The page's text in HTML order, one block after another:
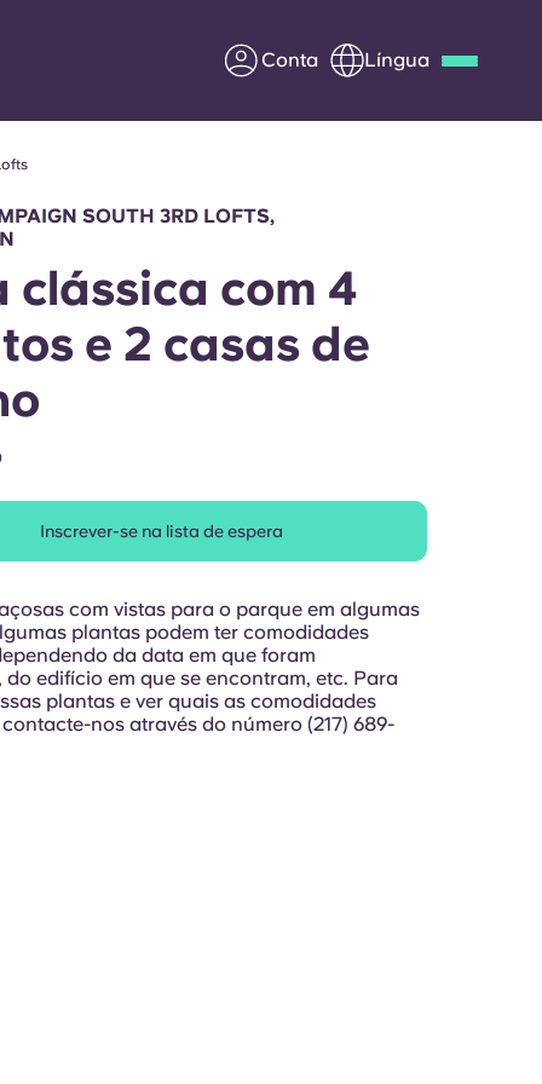
Conta Língua
Parceria com a Yugo
connosco
SOUTH 3RD LOFTS,
clássica com 4
e 2 casas de
Inscrever-se na lista de espera
com vistas para o parque em algumas
plantas podem ter comodidades
da data em que foram
edifício em que se encontram, etc. Para
plantas e ver quais as comodidades
nos através do número (217) 689-